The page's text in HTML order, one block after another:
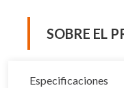
SOBRE EL
Especificaciones